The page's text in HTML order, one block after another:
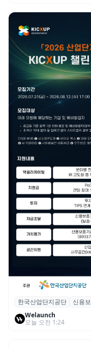
산단공·신보,
여 스타트업 모집
한국산업단지공단 신용
Welaunch
오늘 오전 1:24